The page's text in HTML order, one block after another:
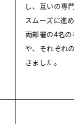
し、互いの専
スムーズに進
両部署の4名
や、それぞれ
きました。